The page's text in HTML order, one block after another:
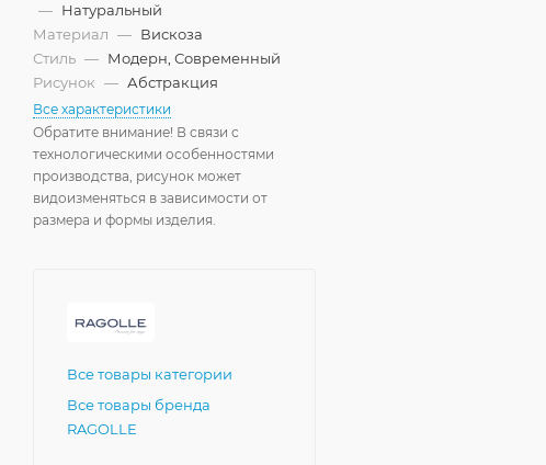
— Натуральный
Материал — Вискоза
Стиль — Модерн, Современный
Рисунок — Абстракция
Все характеристики
Обратите внимание! В связи с
технологическими особенностями
производства, рисунок может
видоизменяться в зависимости от
размера и формы изделия.
Все товары категории
Все товары бренда
RAGOLLE